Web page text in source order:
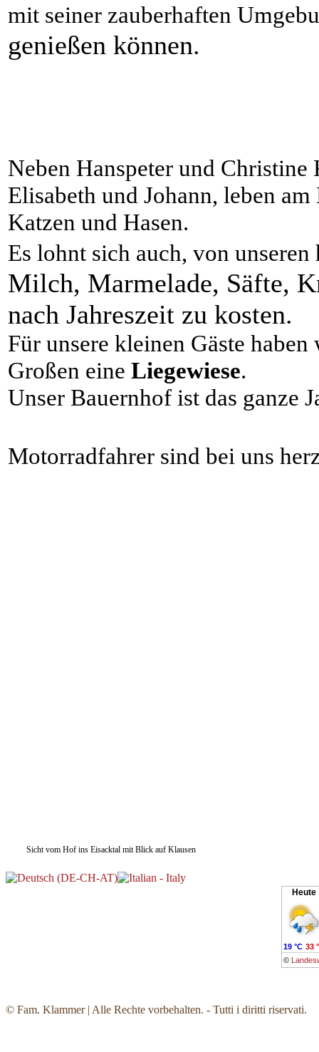
mit seiner zauberhaften
genießen können.
Neben Hanspeter und
Elisabeth und Johann, leben
Katzen und Hasen.
Es lohnt sich auch, von
Milch, Marmelade, Säfte,
nach Jahreszeit zu kosten.
Für unsere kleinen Gäste
Großen eine Liegewiese.
Unser Bauernhof ist das ganze
Motorradfahrer sind bei uns
Sicht vom Hof ins Eisacktal mit Blick auf Klausen
Heute
©
19 °C 33
© Fam. Klammer | Alle Rechte vorbehalten. - Tutti i diritti riservati.